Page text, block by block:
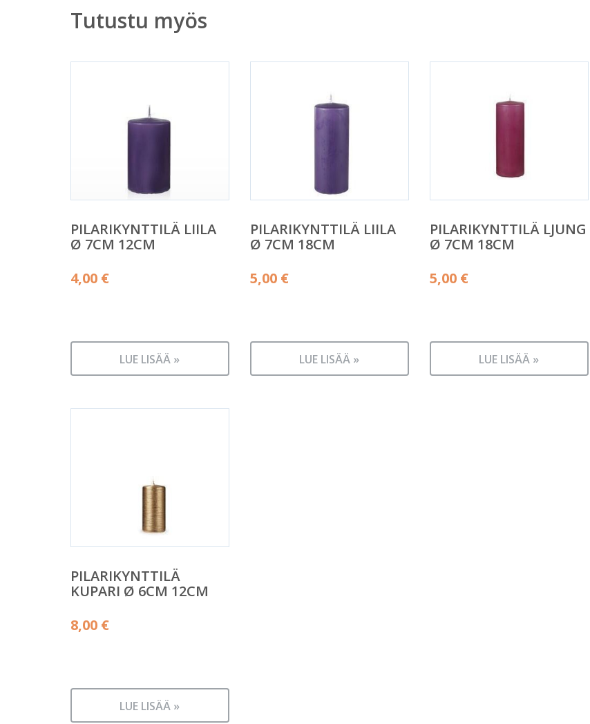
Tutustu myös
PILARIKYNTTILÄ LIILA
Ø 7CM 12CM
4,00 €
LUE LISÄÄ »
PILARIKYNTTILÄ LIILA
Ø 7CM 18CM
5,00 €
LUE LISÄÄ »
PILARIKYNTTILÄ LJUNG
Ø 7CM 18CM
5,00 €
LUE LISÄÄ »
PILARIKYNTTILÄ
KUPARI Ø 6CM 12CM
8,00 €
LUE LISÄÄ »